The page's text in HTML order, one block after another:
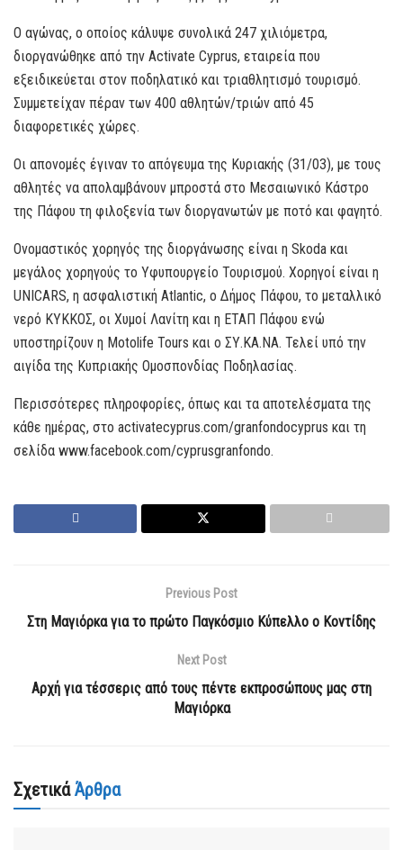
Ο αγώνας, ο οποίος κάλυψε συνολικά 247 χιλιόμετρα,
διοργανώθηκε από την Activate Cyprus, εταιρεία που
εξειδικεύεται στον ποδηλατικό και τριαθλητισμό τουρισμό.
Συμμετείχαν πέραν των 400 αθλητών/τριών από 45
διαφορετικές χώρες.
Οι απονομές έγιναν το απόγευμα της Κυριακής (31/03), με τους
αθλητές να απολαμβάνουν μπροστά στο Μεσαιωνικό Κάστρο
της Πάφου τη φιλοξενία των διοργανωτών με ποτό και φαγητό.
Ονομαστικός χορηγός της διοργάνωσης είναι η Skoda και
μεγάλος χορηγούς το Υφυπουργείο Τουρισμού. Χορηγοί είναι η
UNICARS, η ασφαλιστική Atlantic, ο Δήμος Πάφου, το μεταλλικό
νερό ΚΥΚΚΟΣ, οι Χυμοί Λανίτη και η ΕΤΑΠ Πάφου ενώ
υποστηρίζουν η Motolife Tours και ο ΣΥ.ΚΑ.ΝΑ. Τελεί υπό την
αιγίδα της Κυπριακής Ομοσπονδίας Ποδηλασίας.
Περισσότερες πληροφορίες, όπως και τα αποτελέσματα της
κάθε ημέρας, στο activatecyprus.com/granfondocyprus και τη
σελίδα www.facebook.com/cyprusgranfondo.
Previous Post
Στη Μαγιόρκα για το πρώτο Παγκόσμιο Κύπελλο ο Κοντίδης
Next Post
Aρχή για τέσσερις από τους πέντε εκπροσώπους μας στη
Μαγιόρκα
ΣχετικάΆρθρα